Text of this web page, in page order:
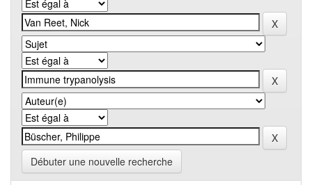
Débuter une nouvelle recherche